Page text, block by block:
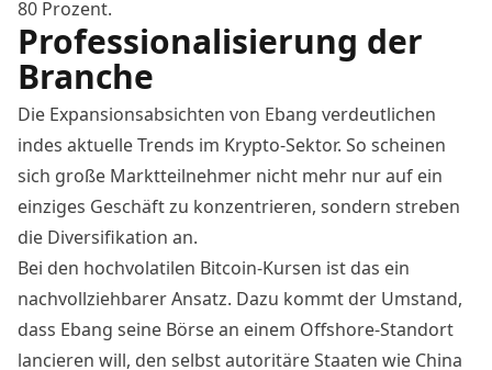
80 Prozent.
Professionalisierung der
Branche
Die Expansionsabsichten von Ebang verdeutlichen
indes aktuelle Trends im Krypto-Sektor. So scheinen
sich große Marktteilnehmer nicht mehr nur auf ein
einziges Geschäft zu konzentrieren, sondern streben
die Diversifikation an.
Bei den hochvolatilen Bitcoin-Kursen ist das ein
nachvollziehbarer Ansatz. Dazu kommt der Umstand,
dass Ebang seine Börse an einem Offshore-Standort
lancieren will, den selbst autoritäre Staaten wie China